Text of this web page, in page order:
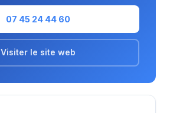
07 45 24 44 60
Visiter le site web